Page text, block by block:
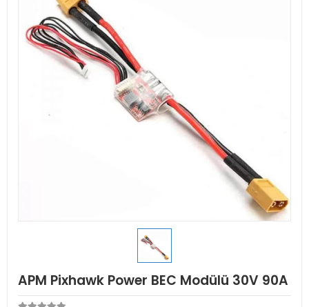
APM Pixhawk Power BEC Modülü 30V 90A